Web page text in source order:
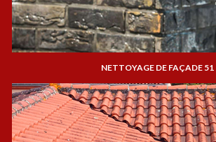
NETTOYAGE DE FAÇADE 51